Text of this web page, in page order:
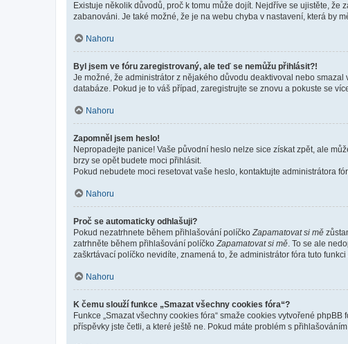
Existuje několik důvodů, proč k tomu může dojít. Nejdříve se ujistěte,
zabanováni. Je také možné, že je na webu chyba v nastavení, která by
Nahoru
Byl jsem ve fóru zaregistrovaný, ale teď se nemůžu přihlásit?!
Je možné, že administrátor z nějakého důvodu deaktivoval nebo
databáze. Pokud je to váš případ, zaregistrujte se znovu a pokuste se
Nahoru
Zapomněl jsem heslo!
Nepropadejte panice! Vaše původní heslo nelze sice získat zpět, ale
brzy se opět budete moci přihlásit.
Pokud nebudete moci resetovat vaše heslo, kontaktujte administrátora
Nahoru
Proč se automaticky odhlašuji?
Pokud nezatrhnete během přihlašování políčkoZapamatovat si mě
zatrhněte během přihlašování políčkoZapamatovat si mě. To se ale
zaškrtávací políčko nevidíte, znamená to, že administrátor fóra tuto
Nahoru
K čemu slouží funkce „Smazat všechny cookies fóra“?
Funkce „Smazat všechny cookies fóra“ smaže cookies vytvořené
příspěvky jste četli, a které ještě ne. Pokud máte problém s